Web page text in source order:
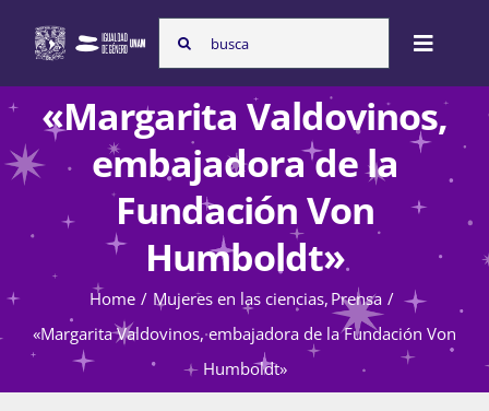
content
Search
for:
Toggle
Inicio
Nosotras
Programas
Atención de la violencia de género
«Margarita Valdovinos,
embajadora de la
Fundación Von
Humboldt»
Home Mujeres en las ciencias Prensa
«Margarita Valdovinos, embajadora de la Fundación Von
Humboldt»